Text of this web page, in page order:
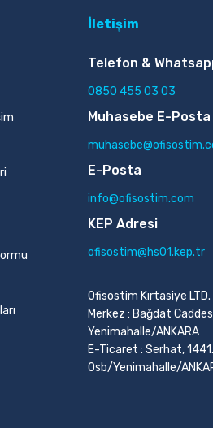
İletişim
Telefon &
0850 455 03 03
Muhasebe E-Posta
E-Posta
info@ofisostim.com
KEP Adresi
ofisostim@hs01.kep.tr
Ofisostim Kırtasiye LTD.
Merkez : Bağdat
Yenimahalle/ANKARA
E-Ticaret : Serhat,
Osb/Yenimahalle/